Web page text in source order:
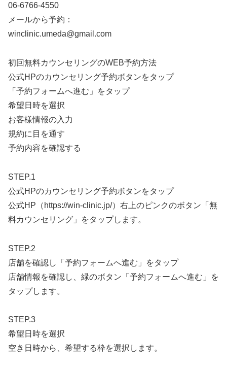
06-6766-4550
メールから予約：
winclinic.umeda@gmail.com
初回無料カウンセリングのWEB予約方法
公式HPのカウンセリング予約ボタンをタップ
「予約フォームへ進む」をタップ
希望日時を選択
お客様情報の入力
規約に目を通す
予約内容を確認する
STEP.1
公式HPのカウンセリング予約ボタンをタップ
公式HP（https://win-clinic.jp/）右上のピンクのボタン「無
料カウンセリング」をタップします。
STEP.2
店舗を確認し「予約フォームへ進む」をタップ
店舗情報を確認し、緑のボタン「予約フォームへ進む」を
タップします。
STEP.3
希望日時を選択
空き日時から、希望する枠を選択します。